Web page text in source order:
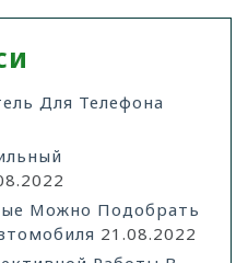
Для Телефона
Можно Подобрать
21.08.2022